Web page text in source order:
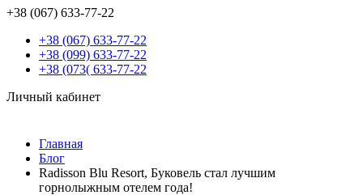
+38 (067) 633-77-22
+38 (067) 633-77-22
+38 (099) 633-77-22
+38 (073( 633-77-22
Личный кабинет
Главная
Блог
Radisson Blu Resort, Буковель стал лучшим
горнолыжным отелем года!